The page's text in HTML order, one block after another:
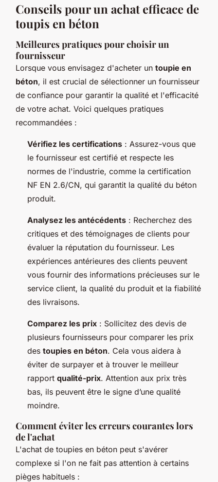
Conseils pour un achat efficace de
toupis en béton
Meilleures pratiques pour choisir un
fournisseur
Lorsque vous envisagez d'acheter un toupie en
béton, il est crucial de sélectionner un fournisseur
de confiance pour garantir la qualité et l'efficacité
de votre achat. Voici quelques pratiques
recommandées :
Vérifiez les certifications : Assurez-vous que
le fournisseur est certifié et respecte les
normes de l'industrie, comme la certification
NF EN 2.6/CN, qui garantit la qualité du béton
produit.
Analysez les antécédents : Recherchez des
critiques et des témoignages de clients pour
évaluer la réputation du fournisseur. Les
expériences antérieures des clients peuvent
vous fournir des informations précieuses sur le
service client, la qualité du produit et la fiabilité
des livraisons.
Comparez les prix : Sollicitez des devis de
plusieurs fournisseurs pour comparer les prix
des toupies en béton. Cela vous aidera à
éviter de surpayer et à trouver le meilleur
rapport qualité-prix. Attention aux prix très
bas, ils peuvent être le signe d’une qualité
moindre.
Comment éviter les erreurs courantes lors
de l'achat
L'achat de toupies en béton peut s'avérer
complexe si l'on ne fait pas attention à certains
pièges habituels :